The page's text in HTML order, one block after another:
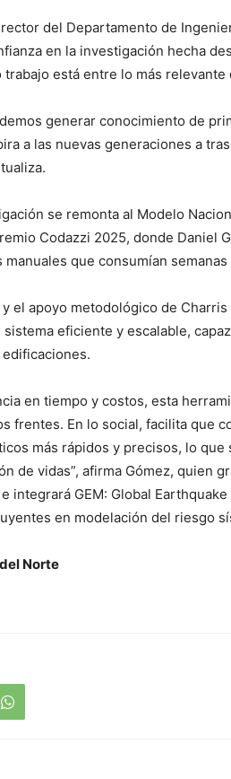
del Departamento de
en la investigación hecha
está entre lo más
generar conocimiento de
a las nuevas generaciones a
se remonta al Modelo
Codazzi 2025, donde Daniel
que consumían semanas
el apoyo metodológico de
eficiente y escalable,
en tiempo y costos, esta
frentes. En lo social, facilita que
más rápidos y precisos, lo
de vidas”, afirma Gómez, quien
integrará GEM: Global
en modelación del riesgo
Norte